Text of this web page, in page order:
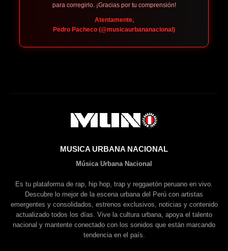
para corregirlo. ¡Gracias por tu comprensión!
Atentamente,
Pedro Pacheco (@musicaurbananacional)
MUSICA URBANA NACIONAL
Música Urbana Nacional
Es tu plataforma de rap, hip hop, trap y reggaetón peruano en vivo.
Descubre lo mejor de la escena urbana del Perú con artistas
emergentes y consolidados, estrenos exclusivos, noticias y contenido
actualizado todos los días. Vive la cultura urbana, apoya el talento
nacional y mantente conectado con los sonidos que están marcando
tendencia en el país.